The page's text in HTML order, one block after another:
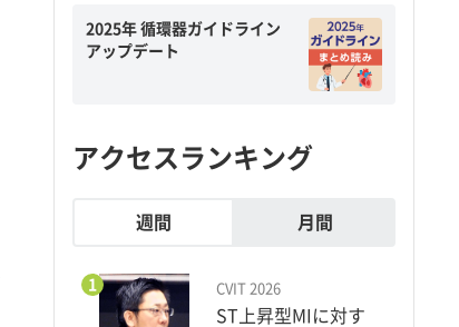
2025年 循環器ガイドライン
アップデート
アクセスランキング
週間 月間
1 CVIT 2026
ST上昇型MIに対す